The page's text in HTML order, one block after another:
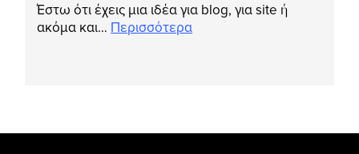
Έστω ότι έχεις μια ιδέα για blog, για site ή
ακόμα και… Περισσότερα